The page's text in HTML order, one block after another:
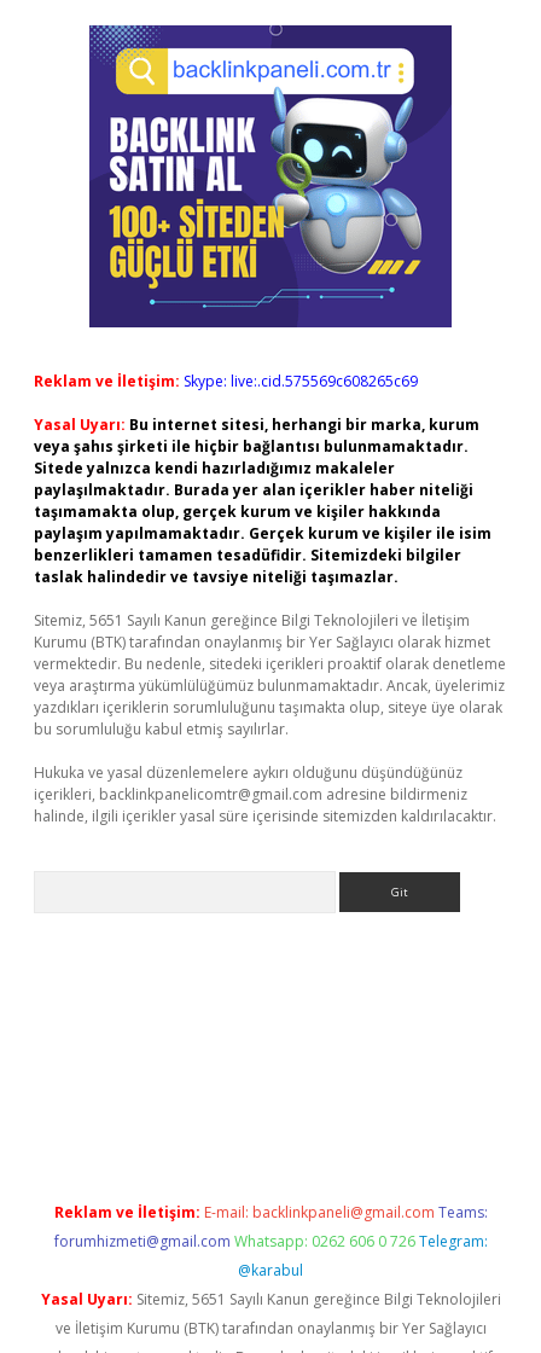
Reklam ve İletişim: Skype: live:.cid.575569c608265c69
Yasal Uyarı: Bu internet sitesi, herhangi bir marka, kurum
veya şahıs şirketi ile hiçbir bağlantısı bulunmamaktadır.
Sitede yalnızca kendi hazırladığımız makaleler
paylaşılmaktadır. Burada yer alan içerikler haber niteliği
taşımamakta olup, gerçek kurum ve kişiler hakkında
paylaşım yapılmamaktadır. Gerçek kurum ve kişiler ile isim
benzerlikleri tamamen tesadüfidir. Sitemizdeki bilgiler
taslak halindedir ve tavsiye niteliği taşımazlar.
Sitemiz, 5651 Sayılı Kanun gereğince Bilgi Teknolojileri ve İletişim
Kurumu (BTK) tarafından onaylanmış bir Yer Sağlayıcı olarak hizmet
vermektedir. Bu nedenle, sitedeki içerikleri proaktif olarak denetleme
veya araştırma yükümlülüğümüz bulunmamaktadır. Ancak, üyelerimiz
yazdıkları içeriklerin sorumluluğunu taşımakta olup, siteye üye olarak
bu sorumluluğu kabul etmiş sayılırlar.
Hukuka ve yasal düzenlemelere aykırı olduğunu düşündüğünüz
içerikleri, backlinkpanelicomtr@gmail.com adresine bildirmeniz
halinde, ilgili içerikler yasal süre içerisinde sitemizden kaldırılacaktır.
Reklam ve İletişim: E-mail: backlinkpaneli@gmail.com Teams:
forumhizmeti@gmail.com Whatsapp: 0262 606 0 726 Telegram:
@karabul
Yasal Uyarı: Sitemiz, 5651 Sayılı Kanun gereğince Bilgi Teknolojileri
ve İletişim Kurumu (BTK) tarafından onaylanmış bir Yer Sağlayıcı